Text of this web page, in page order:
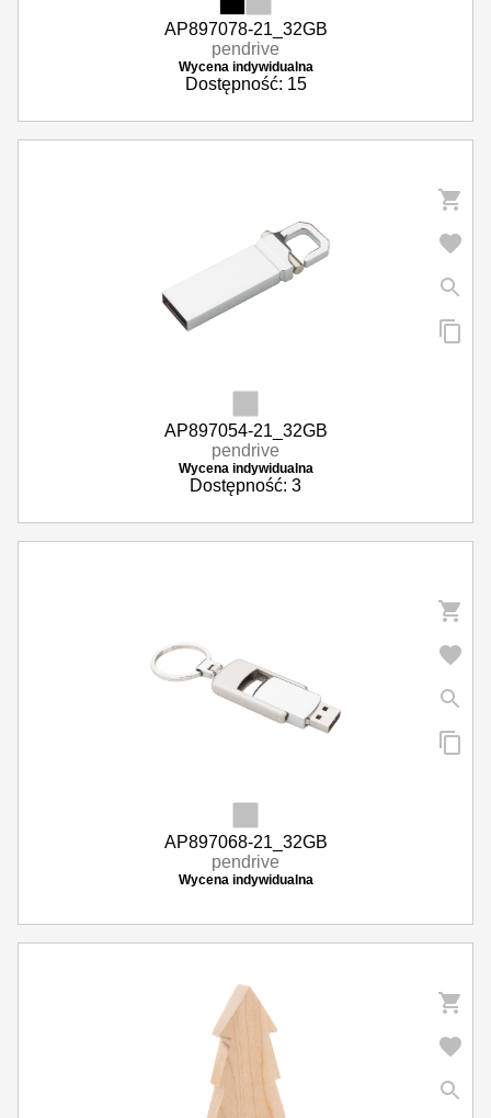
AP897078-21_32GB
pendrive
Wycena indywidualna
Dostępność: 15
AP897054-21_32GB
pendrive
Wycena indywidualna
Dostępność: 3
AP897068-21_32GB
pendrive
Wycena indywidualna